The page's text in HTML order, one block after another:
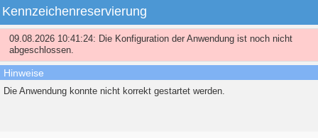
Kennzeichenreservierung
Kennzeichenreservierung
09.08.2026 10:41:24: Die Konfiguration der Anwendung ist noch nicht
abgeschlossen.
Hinweise
Die Anwendung konnte nicht korrekt gestartet werden.